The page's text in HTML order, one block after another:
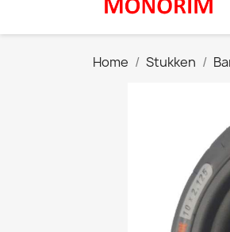
Home Stukken